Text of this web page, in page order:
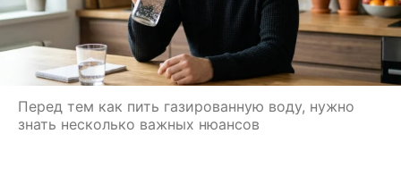
Перед тем как пить газированную воду, нужно
знать несколько важных нюансов